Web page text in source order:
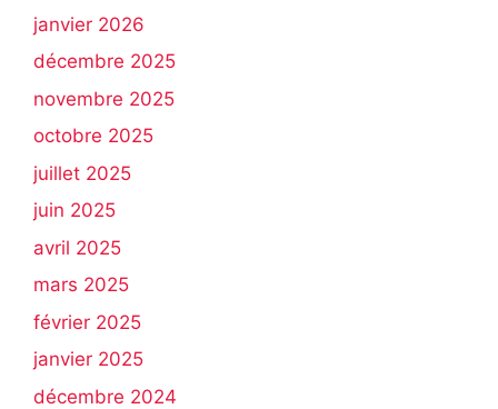
janvier 2026
décembre 2025
novembre 2025
octobre 2025
juillet 2025
juin 2025
avril 2025
mars 2025
février 2025
janvier 2025
décembre 2024